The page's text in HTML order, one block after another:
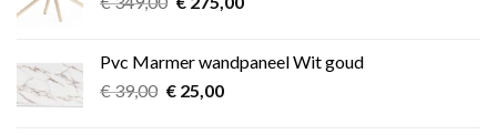
€ 349,00.€ 275,00.
Pvc Marmer wandpaneel Wit goud
€39,00 Oorspronkelijke
€25,00Huidige